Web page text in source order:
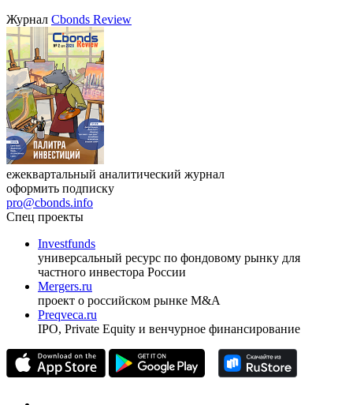
Журнал Cbonds Review
ежеквартальный аналитический журнал
оформить подписку
pro@cbonds.info
Спец проекты
Investfunds
универсальный ресурс по фондовому рынку для
частного инвестора России
Mergers.ru
проект о российском рынке M&A
Preqveca.ru
IPO, Private Equity и венчурное финансирование